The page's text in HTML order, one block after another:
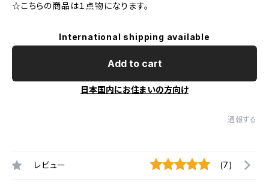
☆こちらの商品は１点物になります。
International shipping available
Add to cart
日本国内にお住まいの方向け
通報する
レビュー (7)